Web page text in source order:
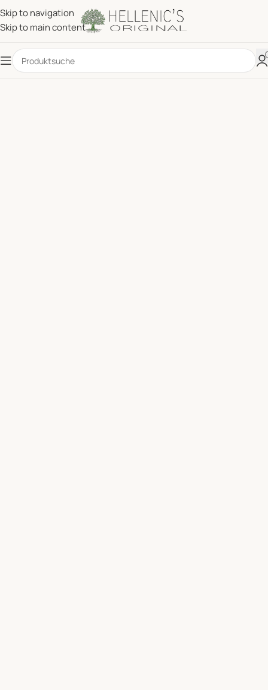
Skip to navigation
Skip to main content